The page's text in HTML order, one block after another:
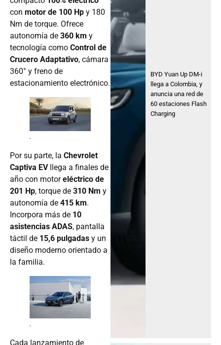
con motor de 100 Hp y 180
Nm de torque. Ofrece
autonomía de 360 km y
tecnología como Control de
Crucero Adaptativo, cámara
360° y freno de
estacionamiento electrónico.
.
Por su parte, la Chevrolet
Captiva EVllega a finales de
año con motoreléctrico de
201 Hp, torque de 310 Nm y
autonomía de 415 km.
Incorpora más de 10
asistencias ADAS, pantalla
táctil de 15,6 pulgadas y un
diseño moderno orientado a
la familia.
.
Cada lanzamiento de
BYD Yuan Up DM-i
llega a Colombia, y
anuncia una red de
60 estaciones Flash
Charging